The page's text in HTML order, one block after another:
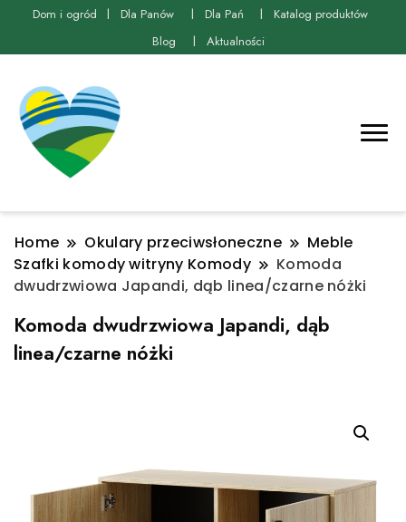
Dom i ogród Dla Panów Dla Pań
Katalog produktów
Blog
Aktualności
Home Okulary przeciwsłoneczne
Meble
Szafki komody witryny Komody
Komoda
dwudrzwiowa Japandi, dąb linea/czarne nóżki
Komoda dwudrzwiowa Japandi, dąb
linea/czarne nóżki